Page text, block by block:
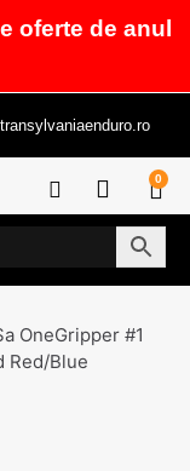
oferte de anul
0
OneGripper #1
Red/Blue